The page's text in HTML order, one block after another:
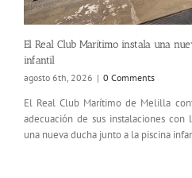
El Real Club Marítimo instala una
infantil
agosto 6th, 2026 | 0 Comments
El Real Club Marítimo de Melilla
adecuación de sus instalaciones
una nueva ducha junto a la piscina